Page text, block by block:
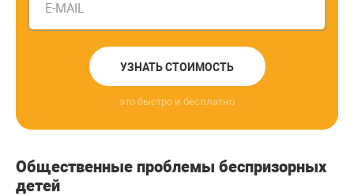
E-MAIL
УЗНАТЬ СТОИМОСТЬ
это быстро и бесплатно
Общественные проблемы беспризорных
детей